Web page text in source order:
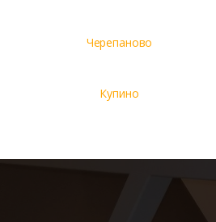
Черепаново
Купино